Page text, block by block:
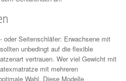
oder Seitenschläfer: Erwachsene mit
unbedingt auf die flexible
vertrauen. Wer viel Gewicht mit
mit mehreren
Wahl. Diese Modelle